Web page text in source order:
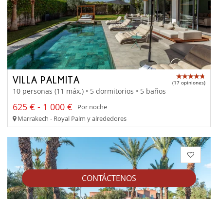
CONTÁCTENOS
VILLA PALMITA (17 opiniones)
10 personas (11 máx.) • 5 dormitorios • 5 baños
625 € - 1 000 €
Por noche
Marrakech - Royal Palm y alrededores